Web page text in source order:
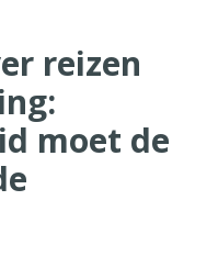
reizen
moet de